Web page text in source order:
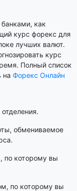
как
курс форекс для
лучших валют.
курс
Полный список
на Форекс Онлайн
обмениваемое
по которому вы
по которому вы